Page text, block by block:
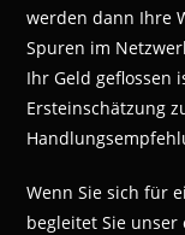
werden dann Ihre
Spuren im
Ihr Geld geflossen
Ersteinschätzung
Wenn Sie sich für
begleitet Sie